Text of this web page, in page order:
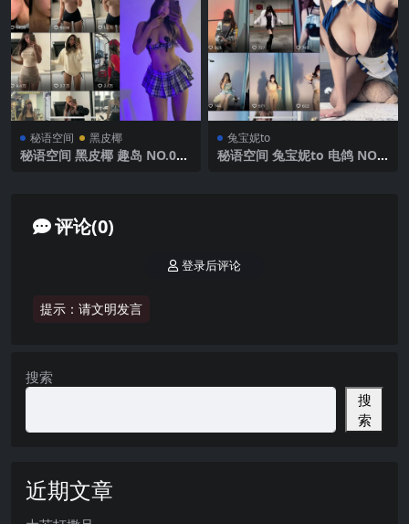
秘语空间 黑皮椰
秘语空间 黑皮椰 趣岛 NO.003
兔宝妮to
秘语空间 兔宝妮to 电鸽 NO.0
评论(0)
提示：请文明发言
登录后评论
搜索
搜
索
近期文章